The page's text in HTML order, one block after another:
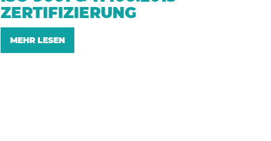
ZERTIFIZIERUNG
MEHR LESEN